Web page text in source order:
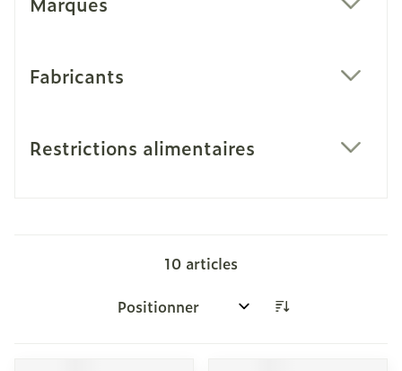
Fabricants
Restrictions alimentaires
10 articles
Trier par: